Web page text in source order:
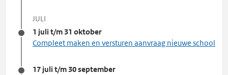
JULI
1 juli t/m 31 oktober
Compleet maken en versturen aanvraag nieuwe school
17 juli t/m 30 september